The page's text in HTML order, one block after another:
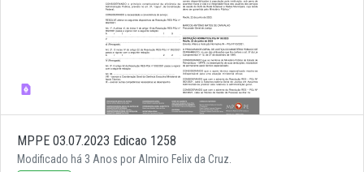
MPPE 03.07.2023 Edicao 1258
Modificado há 3 Anos por Almiro Felix da Cruz.